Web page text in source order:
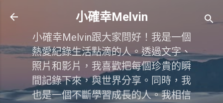
跳到主要內容
小確幸Melvin
小確幸Melvin跟大家問好！我是一個
熱愛紀錄生活點滴的人。透過文字、
照片和影片，我喜歡把每個珍貴的瞬
間記錄下來，與世界分享。同時，我
也是一個不斷學習成長的人。我相信